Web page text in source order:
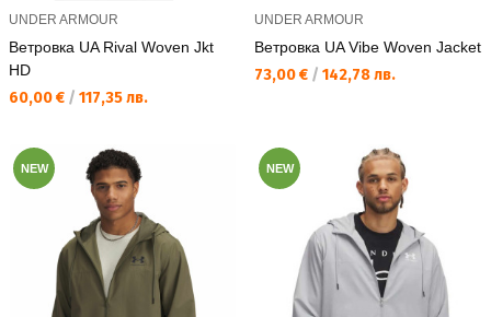
UNDER ARMOUR
Ветровка UA Rival Woven Jkt
HD
Текуща цена:
60,00 € / 117,35 лв.
UNDER ARMOUR
Ветровка UA Vibe Woven Jacket
Текуща цена:
73,00 € / 142,78 лв.
NEW NEW